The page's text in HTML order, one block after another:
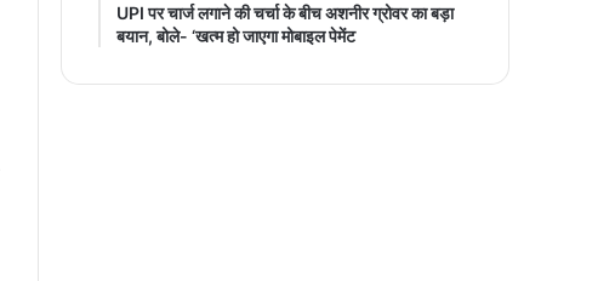
UPI पर चार्ज लगाने की चर्चा के बीच अशनीर ग्रोवर का बड़ा
बयान, बोले- ‘खत्म हो जाएगा मोबाइल पेमेंट